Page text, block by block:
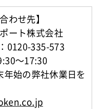
わせ先】
ート株式会社
0120-335-573
～17:30
年始の弊社休業日を